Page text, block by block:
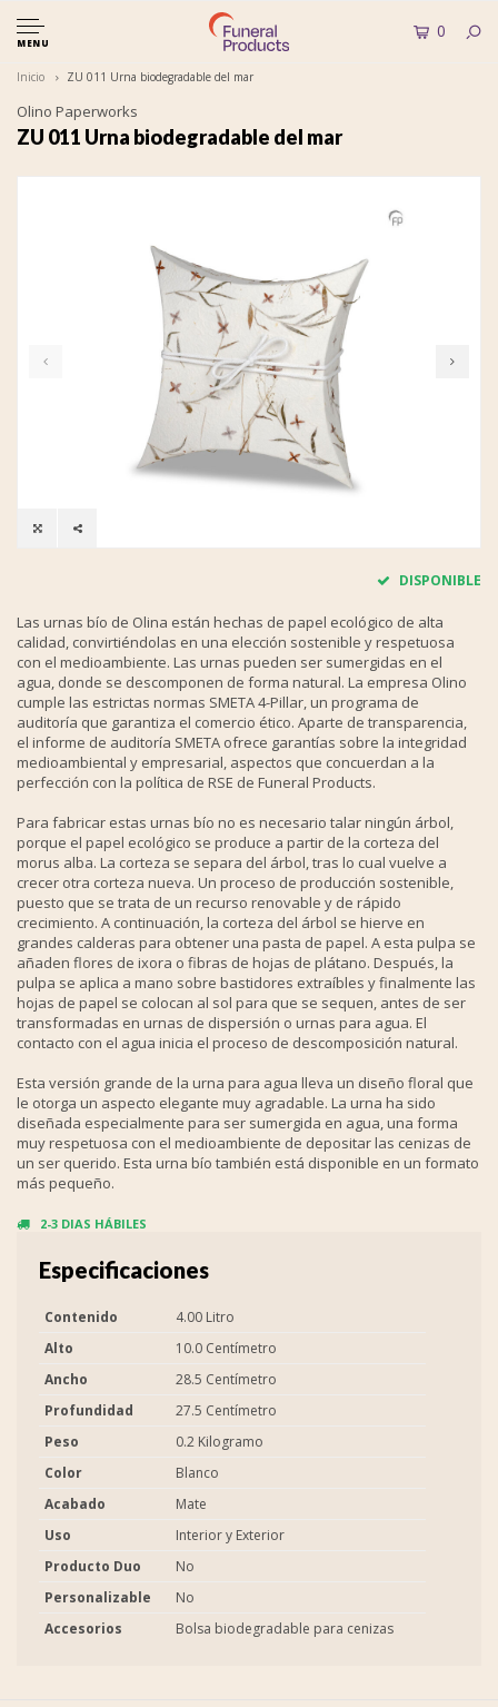
MENU
0
Inicio ZU 011 Urna biodegradable del mar
Olino Paperworks
ZU 011 Urna biodegradable del mar
DISPONIBLE
Las urnas bío de Olina están hechas de papel ecológico de alta
calidad, convirtiéndolas en una elección sostenible y respetuosa
con el medioambiente. Las urnas pueden ser sumergidas en el
agua, donde se descomponen de forma natural. La empresa Olino
cumple las estrictas normas SMETA 4-Pillar, un programa de
auditoría que garantiza el comercio ético. Aparte de transparencia,
el informe de auditoría SMETA ofrece garantías sobre la integridad
medioambiental y empresarial, aspectos que concuerdan a la
perfección con la política de RSE de Funeral Products.
Para fabricar estas urnas bío no es necesario talar ningún árbol,
porque el papel ecológico se produce a partir de la corteza del
morus alba. La corteza se separa del árbol, tras lo cual vuelve a
crecer otra corteza nueva. Un proceso de producción sostenible,
puesto que se trata de un recurso renovable y de rápido
crecimiento. A continuación, la corteza del árbol se hierve en
grandes calderas para obtener una pasta de papel. A esta pulpa se
añaden flores de ixora o fibras de hojas de plátano. Después, la
pulpa se aplica a mano sobre bastidores extraíbles y finalmente las
hojas de papel se colocan al sol para que se sequen, antes de ser
transformadas en urnas de dispersión o urnas para agua. El
contacto con el agua inicia el proceso de descomposición natural.
Esta versión grande de la urna para agua lleva un diseño floral que
le otorga un aspecto elegante muy agradable. La urna ha sido
diseñada especialmente para ser sumergida en agua, una forma
muy respetuosa con el medioambiente de depositar las cenizas de
un ser querido. Esta urna bío también está disponible en un formato
más pequeño.
2-3 DIAS HÁBILES
Especificaciones
Contenido
4.00 Litro
Alto
10.0 Centímetro
Ancho
28.5 Centímetro
Profundidad
27.5 Centímetro
Peso
0.2 Kilogramo
Color
Blanco
Acabado
Mate
Uso
Interior y Exterior
Producto Duo
No
Personalizable
No
Accesorios
Bolsa biodegradable para cenizas